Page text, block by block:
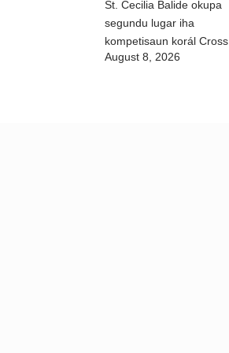
St. Cecilia Balide okupa
segundu lugar iha
kompetisaun korál Cross
Border Fest 2026 iha
August 8, 2026